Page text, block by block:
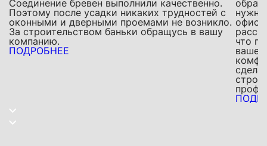
Соединение бревен выполнили качественно.
Поэтому после усадки никаких трудностей с
оконными и дверными проемами не возникло.
За строительством баньки обращусь в вашу
компанию.
ПОДРОБНЕЕ
офис,
что